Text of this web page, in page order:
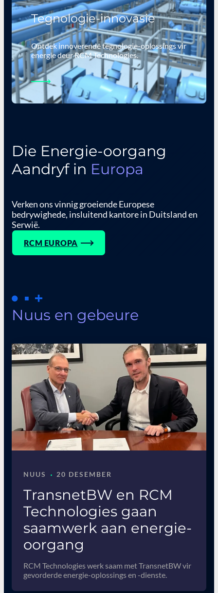
Tegnologie-innovasie
Ontdek innoverende tegnologie-oplossings vir
energie deur RCM Technologies.
Die Energie-oorgang
Aandryf in Europa
Verken ons vinnig groeiende Europese
bedrywighede, insluitend kantore in Duitsland en
Serwië.
RCM EUROPA
Nuus en gebeure
TransnetBW en RCM
Technologies gaan
saamwerk aan energie-
oorgang
NUUS · 20 DESEMBER
RCM Technologies werk saam met TransnetBW vir
gevorderde energie-oplossings en -dienste.